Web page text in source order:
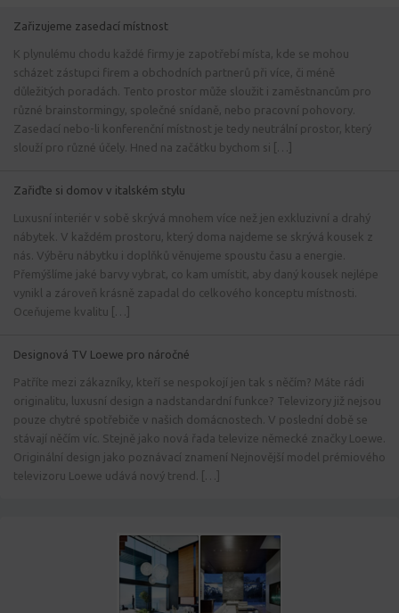
Zařizujeme zasedací místnost
K plynulému chodu každé firmy je zapotřebí místa, kde se mohou
scházet zástupci firem a obchodních partnerů při více, či méně
důležitých poradách. Tento prostor může sloužit i zaměstnancům pro
různé brainstormingy, společné snídaně, nebo pracovní pohovory.
Zasedací nebo-li konferenční místnost je tedy neutrální prostor, který
slouží pro různé účely. Hned na začátku bychom si […]
Zařiďte si domov v italském stylu
Luxusní interiér v sobě skrývá mnohem více než jen exkluzivní a drahý
nábytek. V každém prostoru, který doma najdeme se skrývá kousek z
nás. Výběru nábytku i doplňků věnujeme spoustu času a energie.
Přemýšlíme jaké barvy vybrat, co kam umístit, aby daný kousek nejlépe
vynikl a zároveň krásně zapadal do celkového konceptu místnosti.
Oceňujeme kvalitu […]
Designová TV Loewe pro náročné
Patříte mezi zákazníky, kteří se nespokojí jen tak s něčím? Máte rádi
originalitu, luxusní design a nadstandardní funkce? Televizory již nejsou
pouze chytré spotřebiče v našich domácnostech. V poslední době se
stávají něčím víc. Stejně jako nová řada televize německé značky Loewe.
Originální design jako poznávací znamení Nejnovější model prémiového
televizoru Loewe udává nový trend. […]